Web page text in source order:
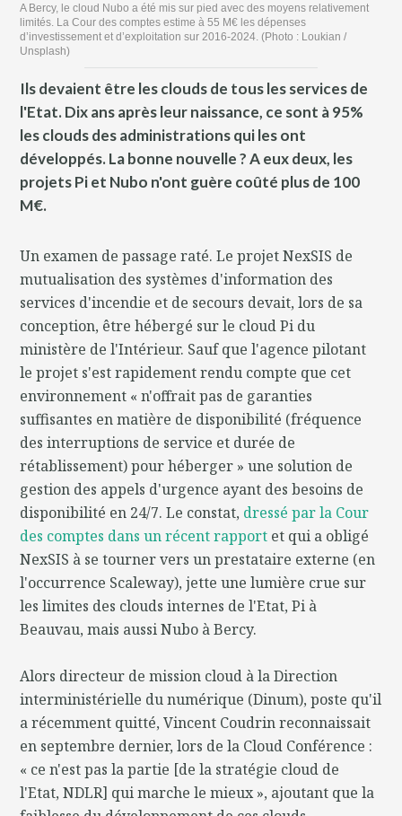
A Bercy, le cloud Nubo a été mis sur pied avec des moyens relativement
limités. La Cour des comptes estime à 55 M€ les dépenses
d’investissement et d’exploitation sur 2016-2024. (Photo : Loukian /
Unsplash)
Ils devaient être les clouds de tous les services de
l'Etat. Dix ans après leur naissance, ce sont à 95%
les clouds des administrations qui les ont
développés. La bonne nouvelle ? A eux deux, les
projets Pi et Nubo n'ont guère coûté plus de 100
M€.
Un examen de passage raté. Le projet NexSIS de
mutualisation des systèmes d'information des
services d'incendie et de secours devait, lors de sa
conception, être hébergé sur le cloud Pi du
ministère de l'Intérieur. Sauf que l'agence pilotant
le projet s'est rapidement rendu compte que cet
environnement « n'offrait pas de garanties
suffisantes en matière de disponibilité (fréquence
des interruptions de service et durée de
rétablissement) pour héberger » une solution de
gestion des appels d'urgence ayant des besoins de
disponibilité en 24/7. Le constat, dressé par la Cour
des comptes dans un récent rapport et qui a obligé
NexSIS à se tourner vers un prestataire externe (en
l'occurrence Scaleway), jette une lumière crue sur
les limites des clouds internes de l'Etat, Pi à
Beauvau, mais aussi Nubo à Bercy.
Alors directeur de mission cloud à la Direction
interministérielle du numérique (Dinum), poste qu'il
a récemment quitté, Vincent Coudrin reconnaissait
en septembre dernier, lors de la Cloud Conférence :
« ce n'est pas la partie [de la stratégie cloud de
l'Etat, NDLR] qui marche le mieux », ajoutant que la